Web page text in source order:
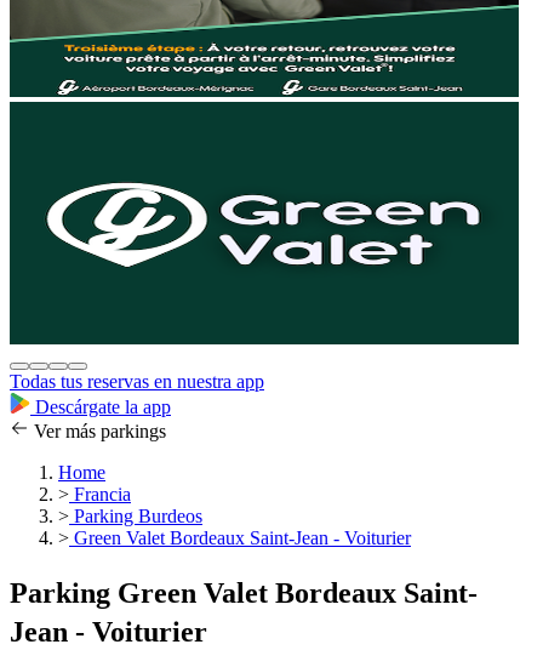
Todas tus reservas en nuestra app
Descárgate la app
Ver más parkings
Home
> Francia
> Parking Burdeos
> Green Valet Bordeaux Saint-Jean - Voiturier
Parking Green Valet Bordeaux Saint-
Jean - Voiturier